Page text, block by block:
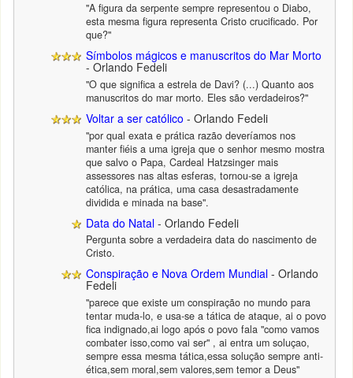
"A figura da serpente sempre representou o Diabo,
esta mesma figura representa Cristo crucificado. Por
que?"
Símbolos mágicos e manuscritos do Mar Morto
- Orlando Fedeli
"O que significa a estrela de Davi? (...) Quanto aos
manuscritos do mar morto. Eles são verdadeiros?"
Voltar a ser católico - Orlando Fedeli
"por qual exata e prática razão deveríamos nos
manter fiéis a uma igreja que o senhor mesmo mostra
que salvo o Papa, Cardeal Hatzsinger mais
assessores nas altas esferas, tornou-se a igreja
católica, na prática, uma casa desastradamente
dividida e minada na base".
Data do Natal - Orlando Fedeli
Pergunta sobre a verdadeira data do nascimento de
Cristo.
Conspiração e Nova Ordem Mundial - Orlando
Fedeli
"parece que existe um conspiração no mundo para
tentar muda-lo, e usa-se a tática de ataque, ai o povo
fica indignado,ai logo após o povo fala "como vamos
combater isso,como vai ser" , ai entra um soluçao,
sempre essa mesma tática,essa solução sempre anti-
ética,sem moral,sem valores,sem temor a Deus"